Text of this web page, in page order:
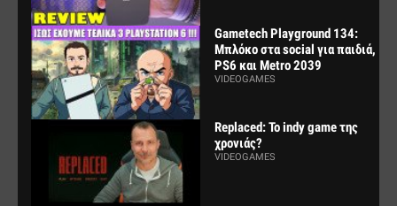
Gametech Playground 134:
Μπλόκο στα social για παιδιά,
PS6 και Metro 2039
VIDEOGAMES
Replaced: Το indy game της
χρονιάς?
VIDEOGAMES